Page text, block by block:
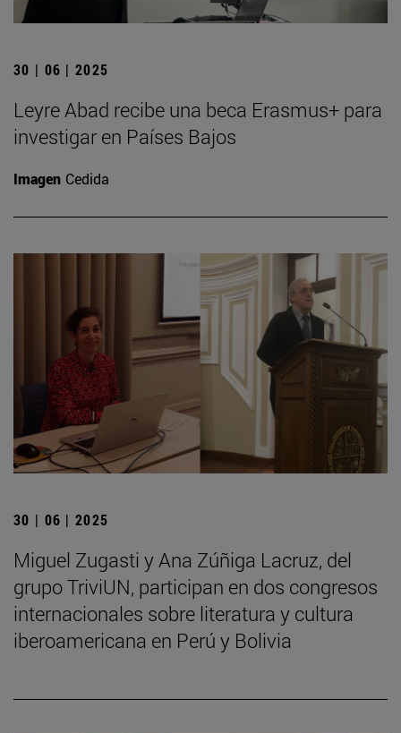
30 | 06 | 2025
Leyre Abad recibe una beca Erasmus+ para
investigar en Países Bajos
Imagen Cedida
30 | 06 | 2025
Miguel Zugasti y Ana Zúñiga Lacruz, del
grupo TriviUN, participan en dos congresos
internacionales sobre literatura y cultura
iberoamericana en Perú y Bolivia